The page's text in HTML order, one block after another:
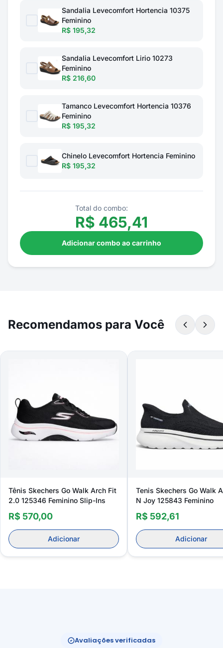
Sandalia Levecomfort Hortencia 10375
Feminino
R$ 195,32
Sandalia Levecomfort Lirio 10273
Feminino
R$ 216,60
Tamanco Levecomfort Hortencia 10376
Feminino
R$ 195,32
Chinelo Levecomfort Hortencia Feminino
R$ 195,32
Total do combo:
R$ 465,41
Adicionar combo ao carrinho
Recomendamos para Você
Tênis Skechers Go Walk Arch Fit
2.0 125346 Feminino Slip-Ins
R$ 570,00
Adicionar
Tenis Skechers Go Walk
N Joy 125843 Feminino
R$ 592,61
Adicionar
Avaliações verificadas